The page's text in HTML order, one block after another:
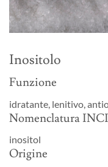
Inositolo
Funzione
idratante, lenitivo,
Nomenclatura INCI
inositol
Origine